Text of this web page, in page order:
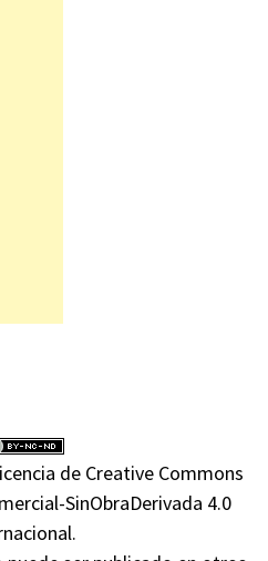
de Creative Commons
SinObraDerivada 4.0
.